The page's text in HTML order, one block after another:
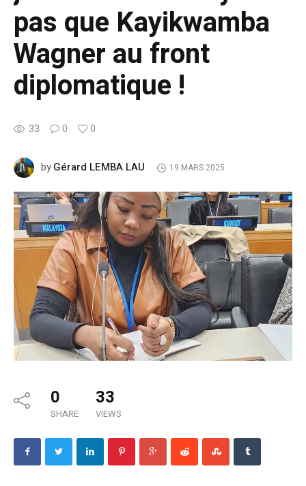
pas que Kayikwamba
Wagner au front
diplomatique !
33 0 0
byGérard LEMBA LAU 19 MARS 2025
0
SHARE
33
VIEWS